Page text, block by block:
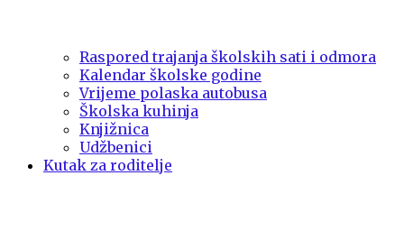
Raspored trajanja školskih sati i odmora
Kalendar školske godine
Vrijeme polaska autobusa
Školska kuhinja
Knjižnica
Udžbenici
Kutak za roditelje